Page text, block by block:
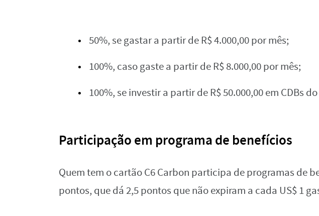
50%, se gastar a partir de R$ 4.000,00 por mês;
100%, caso gaste a partir de R$ 8.000,00 por mês;
100%, se investir a partir de R$ 50.000,00 em CDBs
Participação em programa de benefícios
Quem tem o cartão C6 Carbon participa de programas de
pontos, que dá 2,5 pontos que não expiram a cada US$ 1